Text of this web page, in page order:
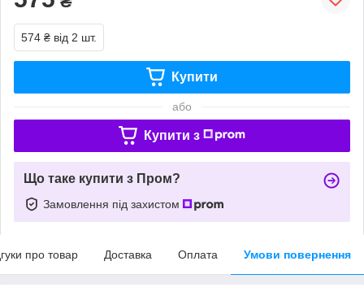
574 ₴ від 2 шт.
Купити
або
Купити з
Що таке купити з Пром?
Замовлення під захистом
про товар Доставка Оплата Умови повернення